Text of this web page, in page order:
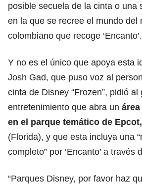
posible secuela de la cinta o una
en la que se recree el mundo del
colombiano que recoge ‘Encanto’.
Y no es el único que apoya esta
Josh Gad, que puso voz al
cinta de Disney “Frozen”, pidió al
entretenimiento que abra un
en el parque temático de
(Florida), y que esta incluya una
completo” por ‘Encanto’ a través
“Parques Disney, por favor haz